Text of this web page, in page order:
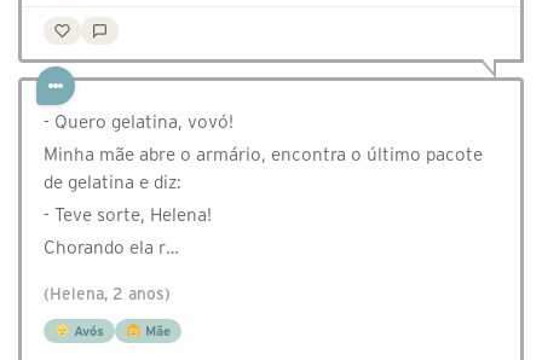
- Quero gelatina, vovó!
Minha mãe abre o armário, encontra o último pacote
de gelatina e diz:
- Teve sorte, Helena!
Chorando ela r…
(Helena, 2 anos)
Avós Mãe